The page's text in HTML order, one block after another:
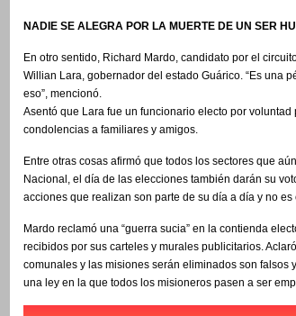
NADIE SE ALEGRA POR LA MUERTE DE UN SER
En otro sentido, Richard Mardo, candidato por el
Willian Lara, gobernador del estado Guárico. “Es una
eso”, mencionó.
Asentó que Lara fue un funcionario electo por
condolencias a familiares y amigos.
Entre otras cosas afirmó que todos los sectores que
Nacional, el día de las elecciones también darán su
acciones que realizan son parte de su día a día y no
Mardo reclamó una “guerra sucia” en la contienda
recibidos por sus carteles y murales publicitarios.
comunales y las misiones serán eliminados son falsos
una ley en la que todos los misioneros pasen a ser